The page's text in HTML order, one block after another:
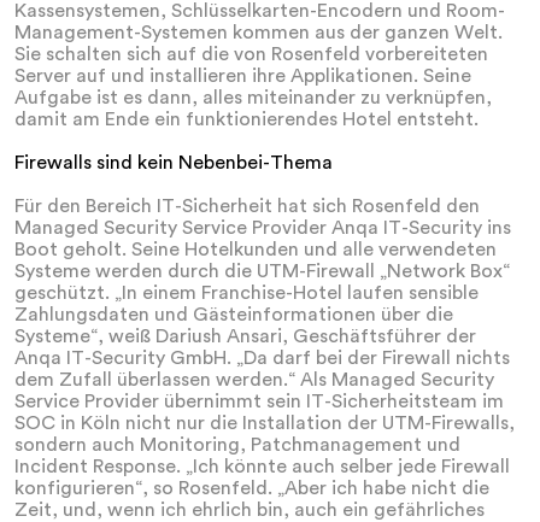
Kassensystemen, Schlüsselkarten-Encodern und Room-
Management-Systemen kommen aus der ganzen Welt.
Sie schalten sich auf die von Rosenfeld vorbereiteten
Server auf und installieren ihre Applikationen. Seine
Aufgabe ist es dann, alles miteinander zu verknüpfen,
damit am Ende ein funktionierendes Hotel entsteht.
Firewalls sind kein Nebenbei-Thema
Für den Bereich IT-Sicherheit hat sich Rosenfeld den
Managed Security Service Provider Anqa IT-Security ins
Boot geholt. Seine Hotelkunden und alle verwendeten
Systeme werden durch die UTM-Firewall „Network Box“
geschützt. „In einem Franchise-Hotel laufen sensible
Zahlungsdaten und Gästeinformationen über die
Systeme“, weiß Dariush Ansari, Geschäftsführer der
Anqa IT-Security GmbH. „Da darf bei der Firewall nichts
dem Zufall überlassen werden.“ Als Managed Security
Service Provider übernimmt sein IT-Sicherheitsteam im
SOC in Köln nicht nur die Installation der UTM-Firewalls,
sondern auch Monitoring, Patchmanagement und
Incident Response. „Ich könnte auch selber jede Firewall
konfigurieren“, so Rosenfeld. „Aber ich habe nicht die
Zeit, und, wenn ich ehrlich bin, auch ein gefährliches